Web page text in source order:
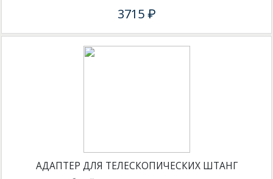
3715 ₽
АДАПТЕР ДЛЯ ТЕЛЕСКОПИЧЕСКИХ ШТАНГ